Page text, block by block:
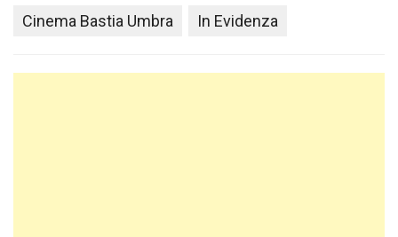
Cinema Bastia Umbra In Evidenza